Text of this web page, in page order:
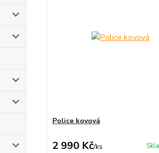
Police kovová
2 990 Kč/ks